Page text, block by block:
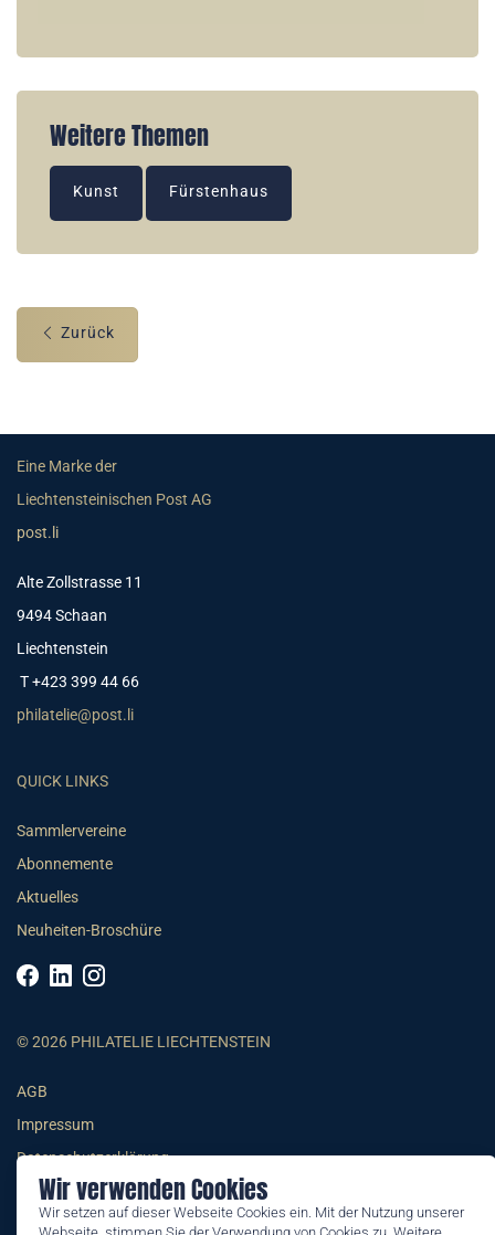
Wir verwenden Cookies
Wir setzen auf dieser Webseite Cookies ein. Mit der Nutzung unserer
Weitere Themen
Kunst Fürstenhaus
Zurück
Eine Marke der
Liechtensteinischen Post AG
post.li
Alte Zollstrasse 11
9494 Schaan
Liechtenstein
T +423 399 44 66
philatelie@post.li
QUICK LINKS
Sammlervereine
Abonnemente
Aktuelles
Neuheiten-Broschüre
© 2026 PHILATELIE LIECHTENSTEIN
AGB
Impressum
Datenschutzerklärung